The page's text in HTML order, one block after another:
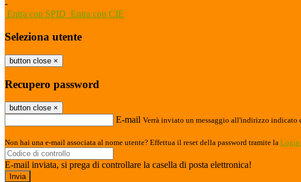
-
Entra con SPID Entra con CIE
Seleziona utente
button close ×
Recupero password
button close ×
E-mail Verrà inviato un messaggio all'indirizzo indicato
Non hai una e-mail associata al nome utente? Effettua il reset della password tramite la Login
E-mail inviata, si prega di controllare la casella di posta elettronica!